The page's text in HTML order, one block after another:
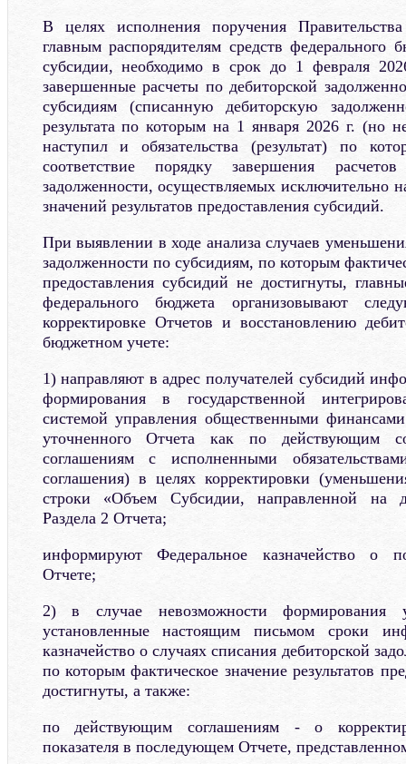
В целях исполнения поручения
главным распорядителям средств федерального
субсидии, необходимо в срок до 1 февраля
завершенные расчеты по дебиторской
субсидиям (списанную дебиторскую
результата по которым на 1 января 2026 г. (но
наступил и обязательства (результат) по
соответствие порядку завершения
задолженности, осуществляемых исключительно
значений результатов предоставления субсидий.
При выявлении в ходе анализа случаев
задолженности по субсидиям, по которым
предоставления субсидий не достигнуты,
федерального бюджета организовывают
корректировке Отчетов и восстановлению
бюджетном учете:
1) направляют в адрес получателей субсидий
формирования в государственной
системой управления общественными
уточненного Отчета как по действующим
соглашениям с исполненными
соглашения) в целях корректировки
строки «Объем Субсидии, направленной на
Раздела 2 Отчета;
информируют Федеральное казначейство о
Отчете;
2) в случае невозможности формирования
установленные настоящим письмом сроки
казначейство о случаях списания дебиторской
по которым фактическое значение результатов
достигнуты, а также:
по действующим соглашениям - о
показателя в последующем Отчете,